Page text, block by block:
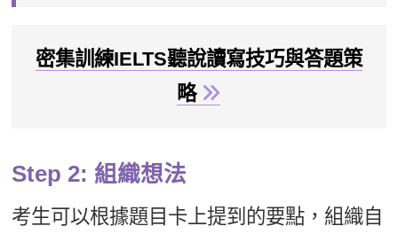
密集訓練IELTS聽說讀寫技巧與答題策
略
Step 2: 組織想法
考生可以根據題目卡上提到的要點，組織自